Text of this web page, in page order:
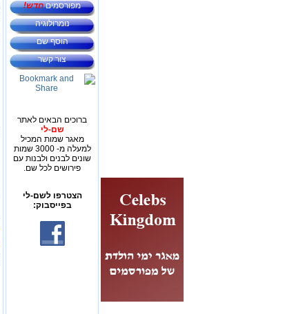
מפורסמיםחדש!
נומרולוגיה
הוסף שם
צור קשר
ברוכים הבאים לאתר
שם-לי
מאגר שמות המכיל
למעלה מ- 3000 שמות
שונים לבנים ולבנות עם
פירושים לכל שם.
הצטרפו לשם-לי
בפייסבוק: